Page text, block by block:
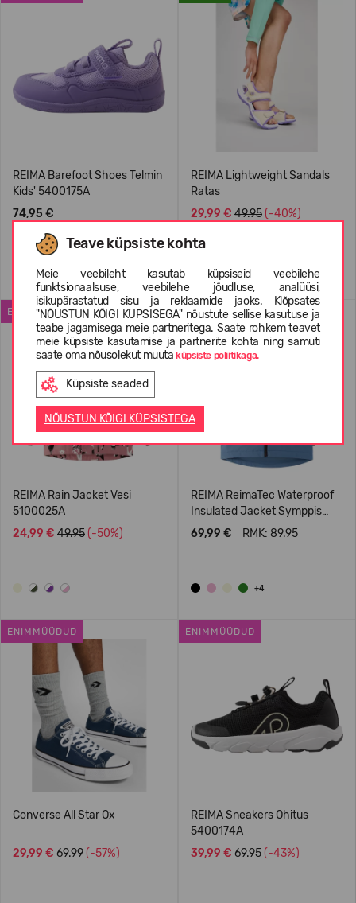
Teave küpsiste kohta
Meie veebileht kasutab küpsiseid veebilehe
funktsionaalsuse, veebilehe jõudluse, analüüsi,
isikupärastatud sisu ja reklaamide jaoks. Klõpsates
"NÕUSTUN KÕIGI KÜPSISEGA" nõustute sellise kasutuse ja
teabe jagamisega meie partneritega. Saate rohkem teavet
meie küpsiste kasutamise ja partnerite kohta ning samuti
saate oma nõusolekut muutaküpsiste poliitikaga.
Küpsiste seaded
NÕUSTUN KÕIGI KÜPSISTEGA
REIMA Barefoot Shoes Telmin
Kids' 5400175A
74,95 €
REIMA Lightweight Sandals
Ratas
29,99 € 49.95 (-40%)
ENIMMÜÜDUD
REIMA Rain Jacket Vesi
5100025A
24,99 € 49.95 (-50%)
WATERPROOF
REIMA ReimaTec Waterproof
Insulated Jacket Symppis
5100045B
69,99 € RMK: 89.95
+4
ENIMMÜÜDUD
Converse All Star Ox
29,99 € 69.99 (-57%)
ENIMMÜÜDUD
REIMA Sneakers Ohitus
5400174A
39,99 € 69.95 (-43%)